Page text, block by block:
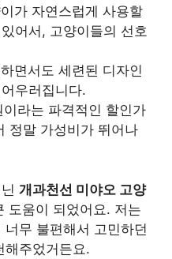
가 자연스럽게 사용할
어서, 고양이들의 선호
면서도 세련된 디자인
우러집니다.
라는 파격적인 할인가
정말 가성비가 뛰어나
개과천선 미야오 고양
도움이 되었어요. 저는
무 불편해서 고민하던
해주었거든요.